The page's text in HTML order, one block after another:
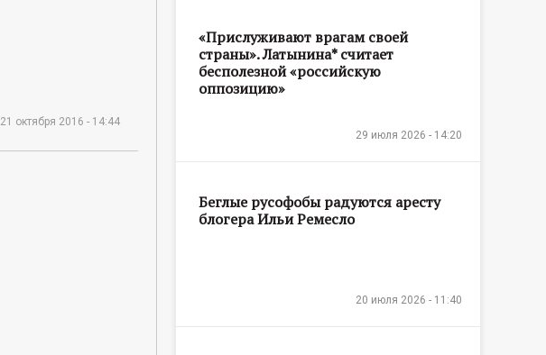
21 октября 2016 - 14:44
«Прислуживают врагам своей
страны». Латынина* считает
бесполезной «российскую
оппозицию»
29 июля 2026 - 14:20
Беглые русофобы радуются аресту
блогера Ильи Ремесло
20 июля 2026 - 11:40